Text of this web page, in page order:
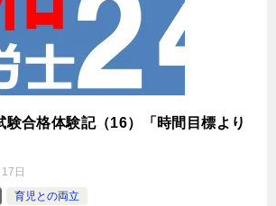
験合格体験記（16）「時間目標より
日
育児との両立